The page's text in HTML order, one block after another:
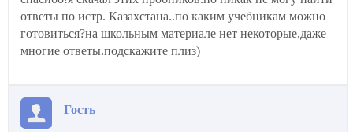
ответы по истр. Казахстана..по каким учебникам можно
готовиться?на школьным материале нет некоторые,даже
многие ответы.подскажите плиз)
Гость